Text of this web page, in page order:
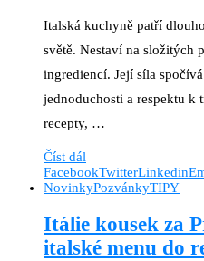
Italská kuchyně patří
světě. Nestaví na složitých
ingrediencí. Její síla
jednoduchosti a respektu
recepty, …
Číst dál
FacebookTwitterLinkedin
NovinkyPozvánkyTIPY
Itálie kousek za
italské menu do